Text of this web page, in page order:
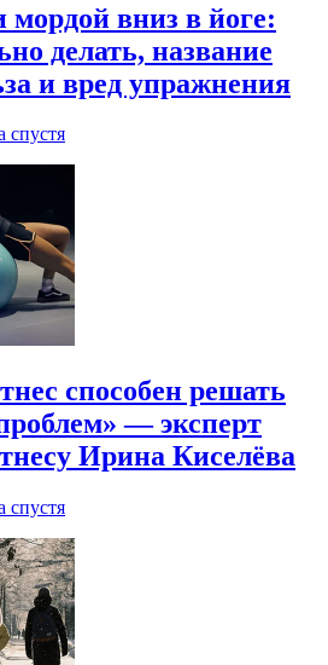
мордой вниз в йоге:
делать, название
и вред упражнения
спустя
способен решать
— эксперт
Ирина Киселёва
спустя